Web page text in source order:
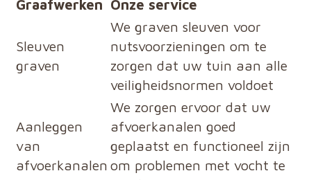
Graafwerken Onze service
Sleuven
graven
We graven sleuven voor
nutsvoorzieningen om te
zorgen dat uw tuin aan alle
veiligheidsnormen voldoet
Aanleggen
van
afvoerkanalen
We zorgen ervoor dat uw
afvoerkanalen goed
geplaatst en functioneel zijn
om problemen met vocht te